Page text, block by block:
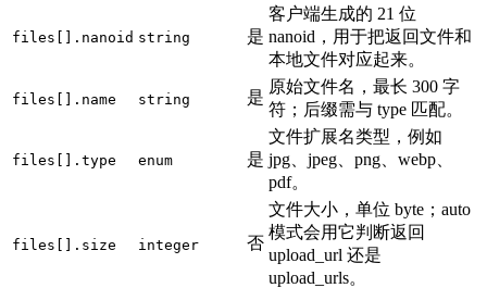
files[].nanoid string 是
客户端生成的 21 位
nanoid，用于把返回文件和
本地文件对应起来。
files[].name string 是
原始文件名，最长 300 字
符；后缀需与 type 匹配。
files[].type enum 是
文件扩展名类型，例如
jpg、jpeg、png、webp、
pdf。
files[].size integer 否
文件大小，单位 byte；auto
模式会用它判断返回
upload_url 还是
upload_urls。